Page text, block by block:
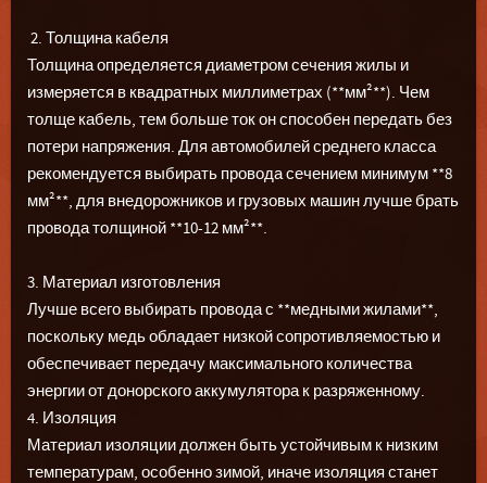
2. Толщина кабеля
Толщина определяется диаметром сечения жилы и
измеряется в квадратных миллиметрах (**мм²**). Чем
толще кабель, тем больше ток он способен передать без
потери напряжения. Для автомобилей среднего класса
рекомендуется выбирать провода сечением минимум **8
мм²**, для внедорожников и грузовых машин лучше брать
провода толщиной **10-12 мм²**.
3. Материал изготовления
Лучше всего выбирать провода с **медными жилами**,
поскольку медь обладает низкой сопротивляемостью и
обеспечивает передачу максимального количества
энергии от донорского аккумулятора к разряженному.
4. Изоляция
Материал изоляции должен быть устойчивым к низким
температурам, особенно зимой, иначе изоляция станет